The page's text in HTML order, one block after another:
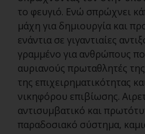
το φευγιό. Ενώ σπρώχνει
μάχη για δημιουργία και
ενάντια σε γιγαντιαίες
γραμμένο για ανθρώπους
αυριανούς πρωταθλητές
της επιχειρηματικότητας
νικηφόρου επιβίωσης.
αντισυμβατικό και
παραδοσιακό σύστημα,